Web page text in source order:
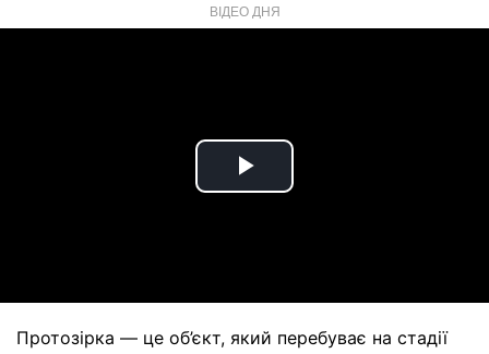
ВІДЕО ДНЯ
Play
Протозірка — це об’єкт, який перебуває на стадії